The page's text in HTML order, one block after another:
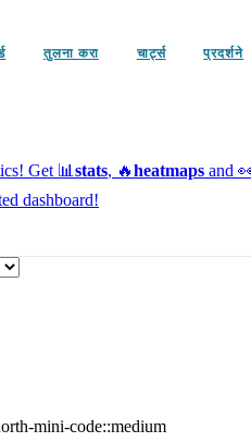
तुलना करा चार्ट्स प्रदर्शने
Get 📊 stats, 🔥heatmaps and
dashboard!
mini-code::medium